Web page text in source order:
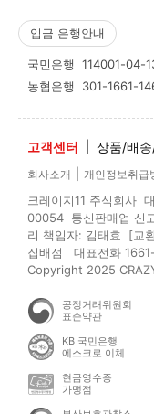
입금 은행안내
국민은행 114001-04-
농협은행 301-1661-
고객센터 상품/배
회사소개 개인정보취급
크레이지11 주식회사
00054 통신판매업 신
리 책임자: 김태효 [교
집배점 대표전화
Copyright 2025
공정거래위원회
표준약관
KB 국민은행
에스크로 이체
현금영수증
가맹점